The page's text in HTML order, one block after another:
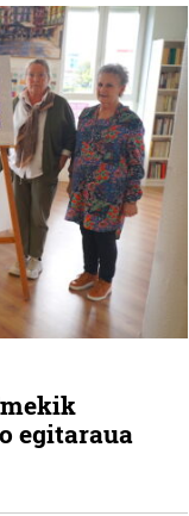
egitaraua